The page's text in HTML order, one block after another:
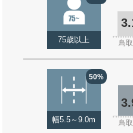
75歳以上 鳥
50%
幅5.5～9.0m 鳥